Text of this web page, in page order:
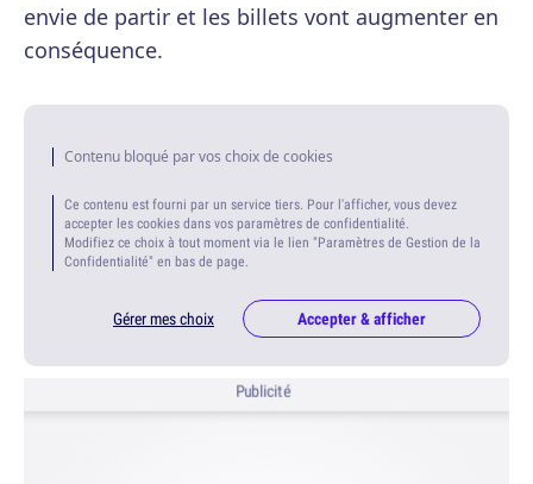
envie de partir et les billets vont augmenter en
conséquence.
Contenu bloqué par vos choix de cookies
Ce contenu est fourni par un service tiers. Pour l'afficher, vous devez
accepter les cookies dans vos paramètres de confidentialité.
Modifiez ce choix à tout moment via le lien "Paramètres de Gestion de la
Confidentialité" en bas de page.
Gérer mes choix Accepter & afficher
Publicité